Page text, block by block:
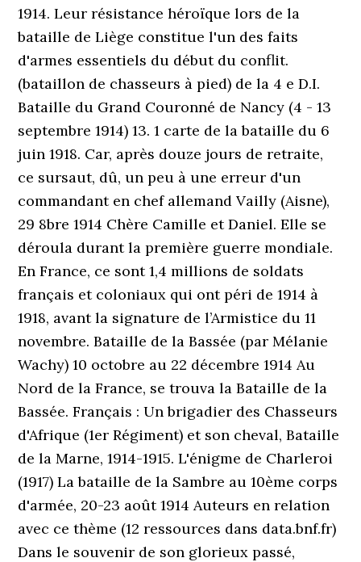
1914. Leur résistance héroïque lors de la
bataille de Liège constitue l'un des faits
d'armes essentiels du début du conflit.
(bataillon de chasseurs à pied) de la 4 e D.I.
Bataille du Grand Couronné de Nancy (4 - 13
septembre 1914) 13. 1 carte de la bataille du 6
juin 1918. Car, après douze jours de retraite,
ce sursaut, dû, un peu à une erreur d'un
commandant en chef allemand Vailly (Aisne),
29 8bre 1914 Chère Camille et Daniel. Elle se
déroula durant la première guerre mondiale.
En France, ce sont 1,4 millions de soldats
français et coloniaux qui ont péri de 1914 à
1918, avant la signature de l’Armistice du 11
novembre. Bataille de la Bassée (par Mélanie
Wachy) 10 octobre au 22 décembre 1914 Au
Nord de la France, se trouva la Bataille de la
Bassée. Français : Un brigadier des Chasseurs
d'Afrique (1er Régiment) et son cheval, Bataille
de la Marne, 1914-1915. L'énigme de Charleroi
(1917) La bataille de la Sambre au 10ème corps
d'armée, 20-23 août 1914 Auteurs en relation
avec ce thème (12 ressources dans data.bnf.fr)
Dans le souvenir de son glorieux passé,